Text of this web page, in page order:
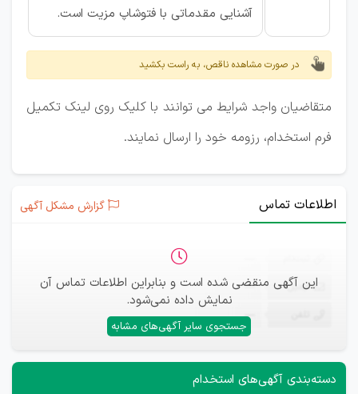
آشنایی مقدماتی با فتوشاپ مزیت است.
در صورت مشاهده ناقص، به راست بکشید
متقاضیان واجد شرایط می توانند با کلیک روی لینک تکمیل
فرم استخدام، رزومه خود را ارسال نمایند.
اطلاعات تماس گزارش مشکل آگهی
این آگهی منقضی شده است و بنابراین اطلاعات تماس آن
نمایش داده نمی‌شود.
جستجوی سایر آگهی‌های مشابه
ایمیل —
—
دسته‌بندی آگهی‌های استخدام